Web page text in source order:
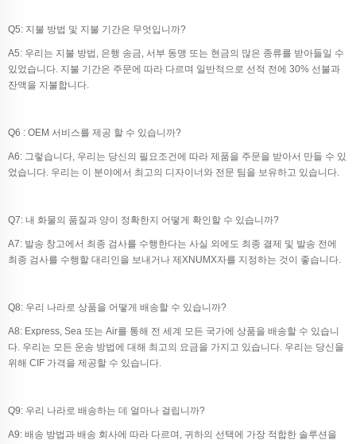
Q5: 지불 방법 및 지불 기간은 무엇입니까?
A5: 우리는 지불 방법, 은행 송금, 서부 동맹 또는 현금의 많은 종류를 받아들일 수
있었습니다. 지불 기간은 주문에 따라 다르며 일반적으로 선적 전에 30% 선불과
잔액을 지불합니다.
Q6 : OEM 서비스를 제공 할 수 있습니까?
A6: 그렇습니다, 우리는 당신의 필요조건에 따라 제품을 주문을 받아서 만들 수 있
었습니다. 우리는 이 분야에서 최고의 디자이너와 전문 팀을 보유하고 있습니다.
Q7: 내 화물의 품질과 양이 정확한지 어떻게 확인할 수 있습니까?
A7: 발송 창고에서 최종 검사를 수행한다는 사실 외에도 최종 결제 및 발송 전에
최종 검사를 수행할 대리인을 보내거나 제XNUMX자를 지정하는 것이 좋습니다.
Q8: 우리 나라로 상품을 어떻게 배송할 수 있습니까?
A8: Express, Sea 또는 Air를 통해 전 세계 모든 국가에 상품을 배송할 수 있습니
다. 우리는 모든 운송 방법에 대해 최고의 요금을 가지고 있습니다. 우리는 당신을
위해 CIF 가격을 제공할 수 있습니다.
Q9: 우리 나라로 배송하는 데 얼마나 걸립니까?
A9: 배송 방법과 배송 회사에 따라 다르며, 귀하의 선택에 가장 적합한 솔루션을